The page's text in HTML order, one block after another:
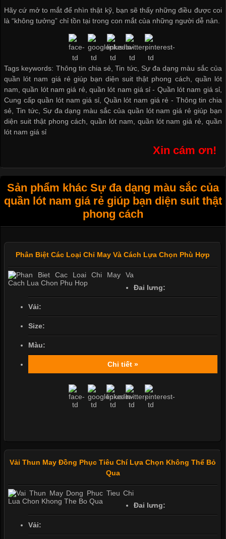
Hãy cứ mở to mắt để nhìn thật kỹ, bạn sẽ thấy những điều được coi
là “không tưởng” chỉ tồn tại trong con mắt của những người dễ nản.
Tags keywords: Thông tin chia sẻ, Tin tức, Sự đa dạng màu sắc của
quần lót nam giá rẻ giúp bạn diện suit thật phong cách, quần lót
nam, quần lót nam giá rẻ, quần lót nam giá sỉ - Quần lót nam giá sỉ,
Cung cấp quần lót nam giá sỉ Quần lót nam giá rẻ - Thông tin chia
sẻ ,Tin tức, Sự đa dạng màu sắc của quần lót nam giá rẻ giúp bạn
diện suit thật phong cách ,quần lót nam quần lót nam giá rẻ
quần
lót nam giá sỉ
Xin cám ơn!
Sản phẩm khác Sự đa dạng màu sắc của
quần lót nam giá rẻ giúp bạn diện suit thật
phong cách
Phân Biệt Các Loại Chỉ May Và Cách Lựa Chọn Phù Hợp
Đai lưng:
Vải:
Size:
Màu:
Chi tiết »
Vải Thun May Đồng Phục Tiêu Chí Lựa Chọn Không Thể Bỏ
Qua
Đai lưng:
Vải: